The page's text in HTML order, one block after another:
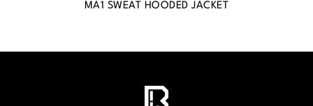
MA1 SWEAT HOODED JACKET